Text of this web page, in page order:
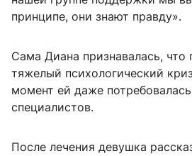
принципе, они знают правду».
Сама Диана признавалась, что
тяжелый психологический
момент ей даже
специалистов.
После лечения девушка